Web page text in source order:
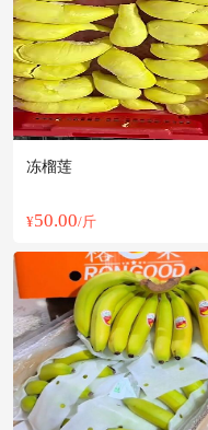
附近田**老板16分钟前获取了报价
附近吴**老板49分钟前看了商品
附近阳**老板14小时前询价供应商
附近苏**老板22小时前获取了报价
附近邹**老板25分钟前获取了报价
附近伍**老板54分钟前成功采购
附近董**老板23小时前看了商品
附近高**老板23分钟前获取了报价
附近罗**老板14分钟前成功采购
附近彭**老板46分钟前看了商品
附近孙**老板54分钟前看了商品
冻榴莲
¥50.00/斤